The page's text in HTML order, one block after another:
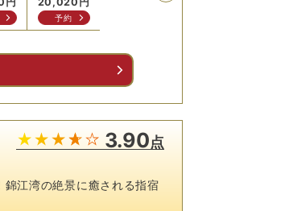
予約
3.90点
錦江湾の絶景に癒される指宿